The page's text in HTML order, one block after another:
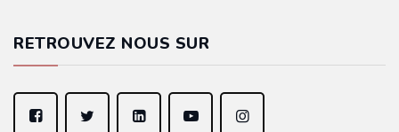
RETROUVEZ NOUS SUR